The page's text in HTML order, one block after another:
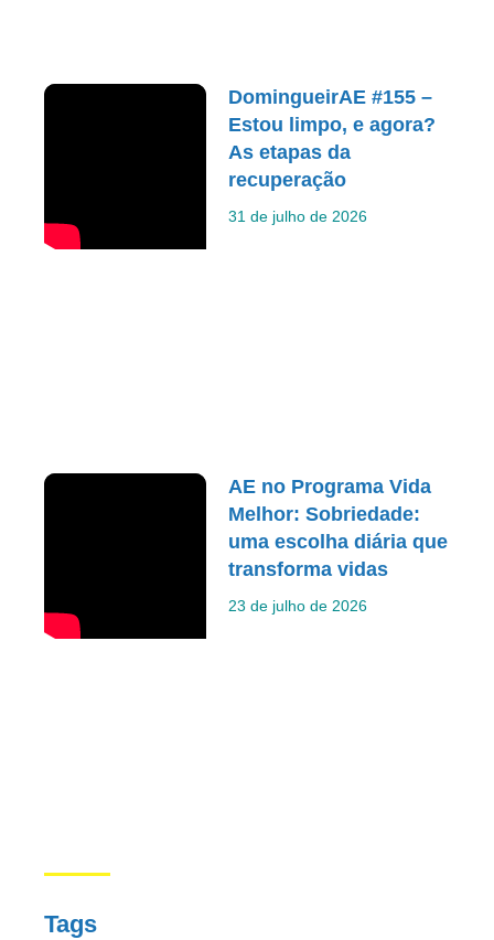
DomingueirAE #155 –
Estou limpo, e agora?
As etapas da
recuperação
31 de julho de 2026
AE no Programa Vida
Melhor: Sobriedade:
uma escolha diária que
transforma vidas
23 de julho de 2026
Tags